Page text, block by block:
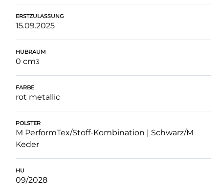
ERSTZULASSUNG
15.09.2025
HUBRAUM
0 cm3
FARBE
rot metallic
POLSTER
M PerformTex/Stoff-Kombination | Schwarz/M
Keder
HU
09/2028